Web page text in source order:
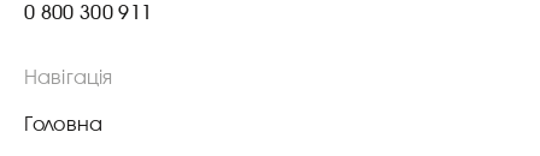
0 800 300 911
Навігація
Головна